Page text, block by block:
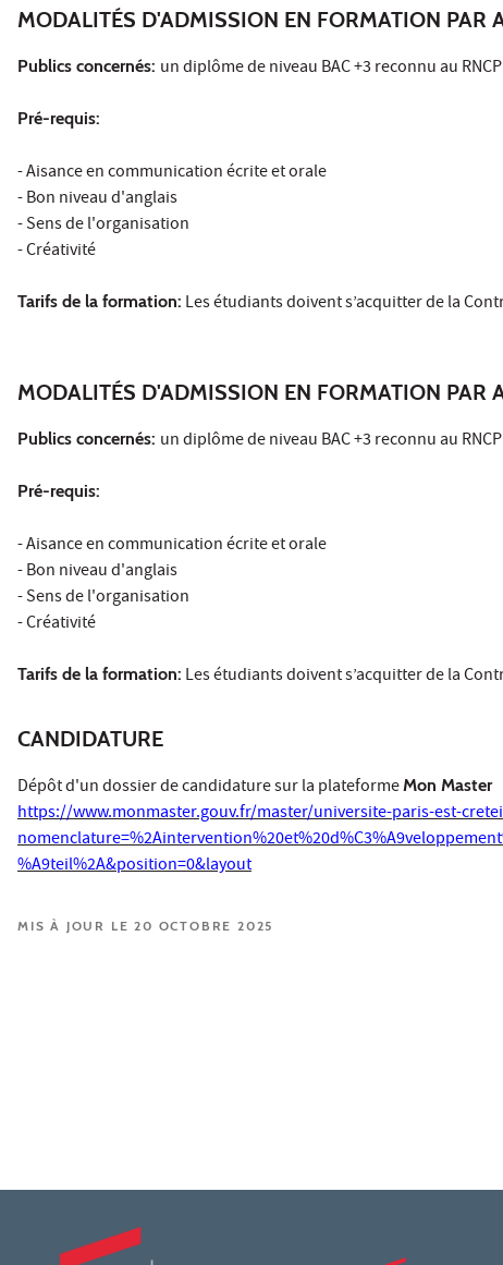
MODALITÉS D'ADMISSION EN FORMATION PAR
Publics concernés: un diplôme de niveau BAC +3 reconnu au
Pré-requis:
- Aisance en communication écrite et orale
- Bon niveau d'anglais
- Sens de l'organisation
- Créativité
Tarifs de la formation: Les étudiants doivent s’acquitter de la
MODALITÉS D'ADMISSION EN FORMATION PAR
Publics concernés: un diplôme de niveau BAC +3 reconnu au
Pré-requis:
- Aisance en communication écrite et orale
- Bon niveau d'anglais
- Sens de l'organisation
- Créativité
Tarifs de la formation: Les étudiants doivent s’acquitter de la
CANDIDATURE
Dépôt d'un dossier de candidature sur la plateforme Mon Master
https://www.monmaster.gouv.fr/master/universite-paris-est-
%A9teil%2A&position=0&layout
MIS À JOUR LE 20 OCTOBRE 2025